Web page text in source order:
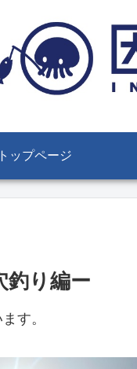
ップページ
釣り編ー
す。